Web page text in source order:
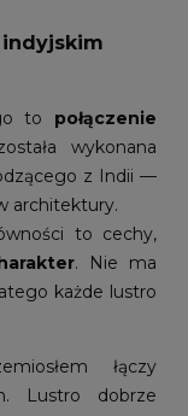
to połączenie
wykonana
z Indii —
architektury.
to cechy,
. Nie ma
każde lustro
łączy
Lustro dobrze